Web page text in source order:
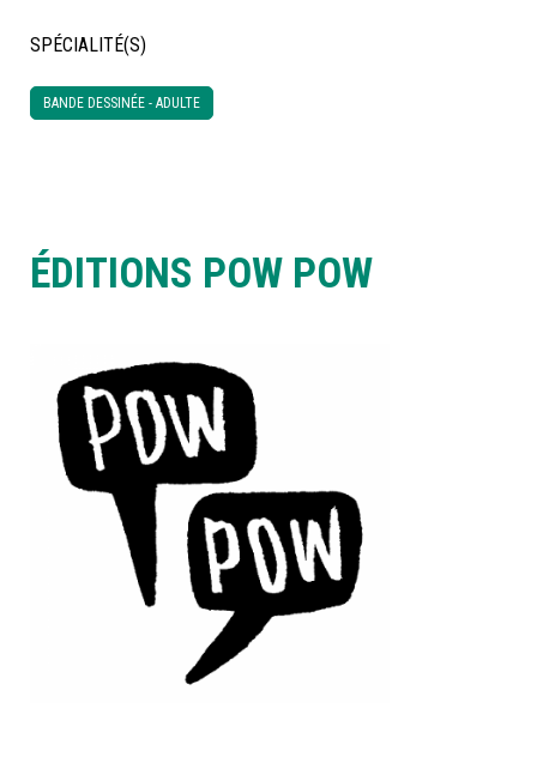
À LA POINTE DE LA PROFESSION
ÉDITIONS POW POW
SPÉCIALITÉ(S)
BANDE DESSINÉE - ADULTE